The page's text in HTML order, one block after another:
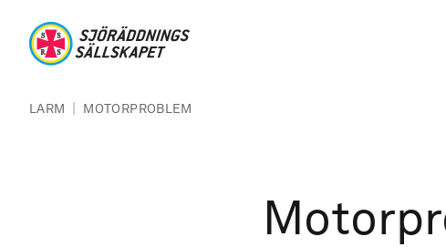
LARM | MOTORPROBLEM